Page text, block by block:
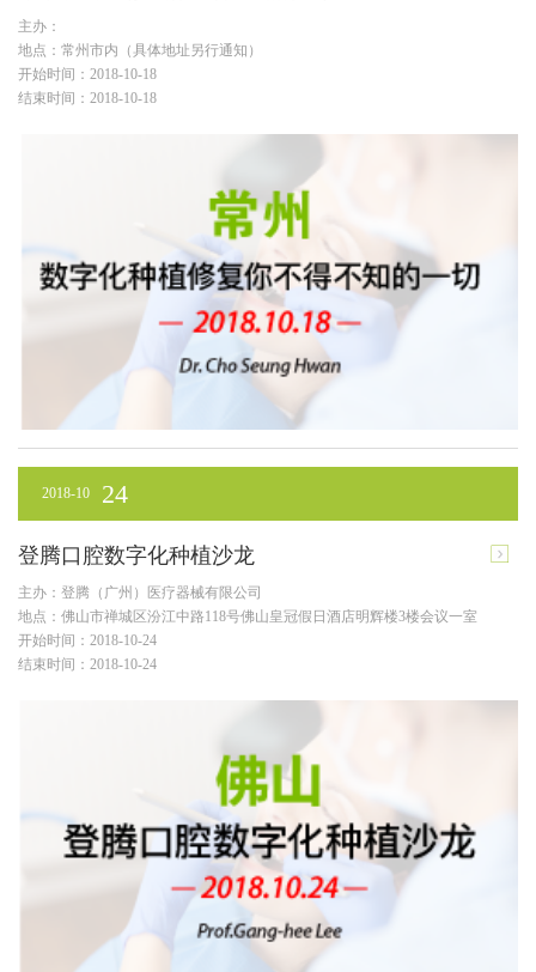
主办：
地点：常州市内（具体地址另行通知）
开始时间：2018-10-18
结束时间：2018-10-18
2018-10 24
登腾口腔数字化种植沙龙
主办：登腾（广州）医疗器械有限公司
地点：佛山市禅城区汾江中路118号佛山皇冠假日酒店明辉楼3楼会议一室
开始时间：2018-10-24
结束时间：2018-10-24